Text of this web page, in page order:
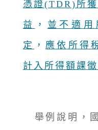
憑證(TDR)所
益
， 並不適
定 ， 應依所得
計入所得額課
舉例說明，